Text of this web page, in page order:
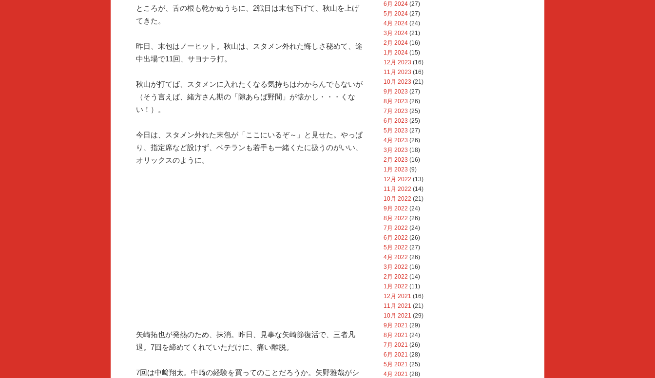
ところが、舌の根も乾かぬうちに、2戦目は末包下げて、秋山を上げ
てきた。
昨日、末包はノーヒット。秋山は、スタメン外れた悔しさ秘めて、途
中出場で11回、サヨナラ打。
秋山が打てば、スタメンに入れたくなる気持ちはわからんでもないが
（そう言えば、緒方さん期の「隙あらば野間」が懐かし・・・くな
い！）。
今日は、スタメン外れた末包が「ここにいるぞ～」と見せた。やっぱ
り、指定席など設けず、ベテランも若手も一緒くたに扱うのがいい、
オリックスのように。
矢崎拓也が発熱のため、抹消。昨日、見事な矢崎節復活で、三者凡
退。7回を締めてくれていただけに、痛い離脱。
7回は中﨑翔太。中﨑の経験を買ってのことだろうか。矢野雅哉がシ
6月 2024 (27)
5月 2024 (27)
4月 2024 (24)
3月 2024 (21)
2月 2024 (16)
1月 2024 (15)
12月 2023 (16)
11月 2023 (16)
10月 2023 (21)
9月 2023 (27)
8月 2023 (26)
7月 2023 (25)
6月 2023 (25)
5月 2023 (27)
4月 2023 (26)
3月 2023 (18)
2月 2023 (16)
1月 2023 (9)
12月 2022 (13)
11月 2022 (14)
10月 2022 (21)
9月 2022 (24)
8月 2022 (26)
7月 2022 (24)
6月 2022 (26)
5月 2022 (27)
4月 2022 (26)
3月 2022 (16)
2月 2022 (14)
1月 2022 (11)
12月 2021 (16)
11月 2021 (21)
10月 2021 (29)
9月 2021 (29)
8月 2021 (24)
7月 2021 (26)
6月 2021 (28)
5月 2021 (25)
4月 2021 (28)